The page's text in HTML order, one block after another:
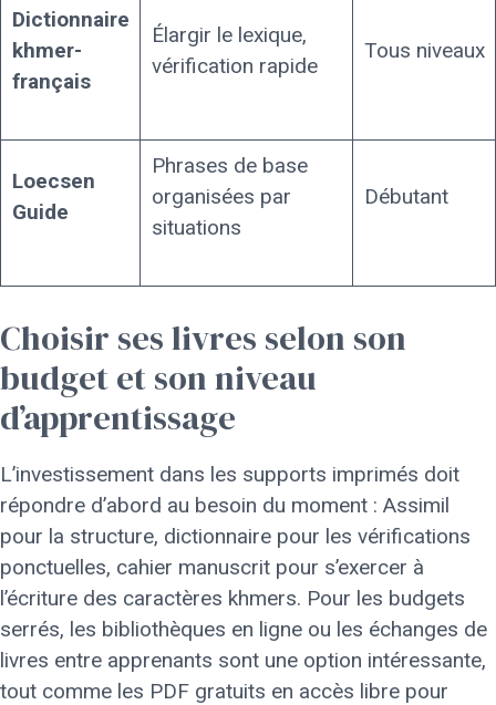
Dictionnaire
khmer-
français
Élargir le lexique,
vérification rapide
Tous niveaux
Loecsen
Guide
Phrases de base
organisées par
situations
Débutant
Choisir ses livres selon son
budget et son niveau
d’apprentissage
L’investissement dans les supports imprimés doit
répondre d’abord au besoin du moment : Assimil
pour la structure, dictionnaire pour les vérifications
ponctuelles, cahier manuscrit pour s’exercer à
l’écriture des caractères khmers. Pour les budgets
serrés, les bibliothèques en ligne ou les échanges de
livres entre apprenants sont une option intéressante,
tout comme les PDF gratuits en accès libre pour